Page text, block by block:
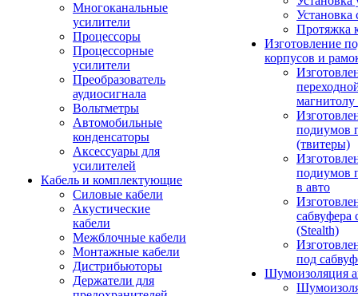
Многоканальные
усилители
Процессоры
Процессорные
усилители
Преобразователь
аудиосигнала
Вольтметры
Автомобильные
конденсаторы
Аксессуары для
усилителей
Кабель и комплектующие
Силовые кабели
Акустические
кабели
Межблочные кабели
Монтажные кабели
Дистрибьюторы
Держатели для
Установка
Протяжка
Изготовление
корпусов и
подиумов
(твитеры)
подиумов
в авто
сабвуфера
(Stealth)
под
Шумоизоляция